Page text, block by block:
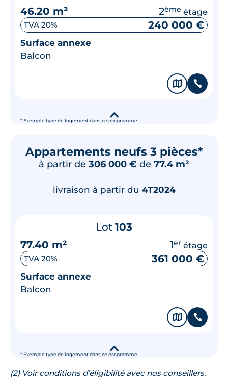
* Exemple type de logement dans ce programme
46.20 m²
2ème étage
TVA 20% 240 000 €
Surface annexe
Balcon
🗞 📞
▾
Appartements neufs 3 pièces*
à partir de 306 000 € de 77.4 m²
* Exemple type de logement dans ce programme
livraison à partir du 4T2024
Lot 103
77.40 m²
1er étage
TVA 20% 361 000 €
Surface annexe
Balcon
🗞 📞
▾
(2) Voir conditions d’éligibilité avec nos conseillers.